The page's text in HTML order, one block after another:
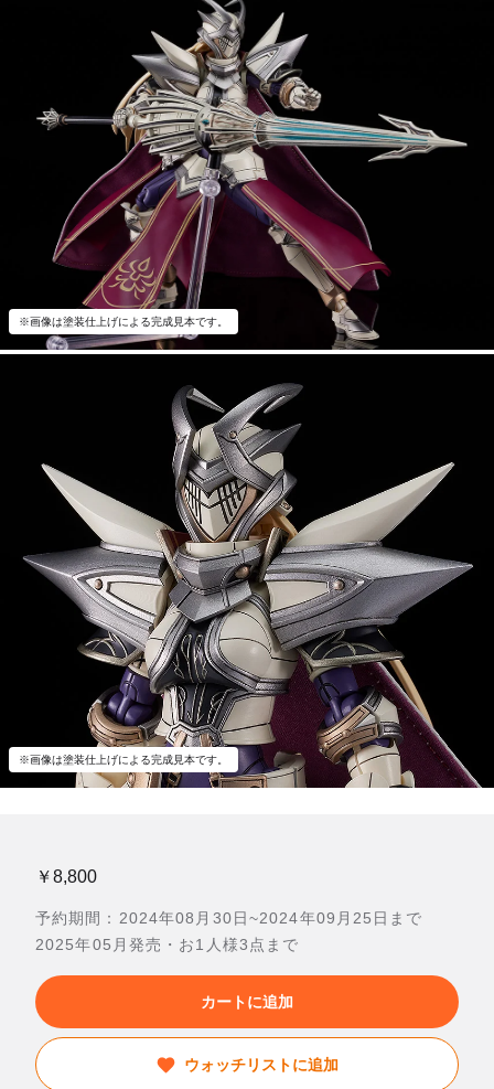
※画像は塗装仕上げによる完成見本です。
※画像は塗装仕上げによる完成見本です。
￥8,800
予約期間：2024年08月30日~2024年09月25日まで
2025年05月発売・お1人様3点まで
カートに追加
ウォッチリストに追加